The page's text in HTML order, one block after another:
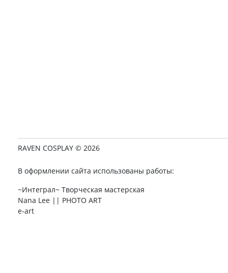
RAVEN COSPLAY © 2026
В оформлении сайта использованы работы:
~Интеграл~ Творческая мастерская
Nana Lee || PHOTO ART
e-art